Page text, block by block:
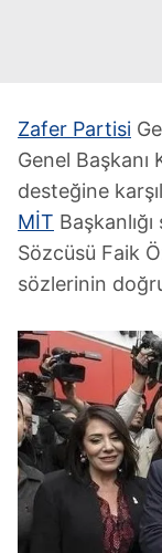
Zafer Partisi
Genel Başkanı
desteğine
MİT
Sözcüsü Faik
sözlerinin